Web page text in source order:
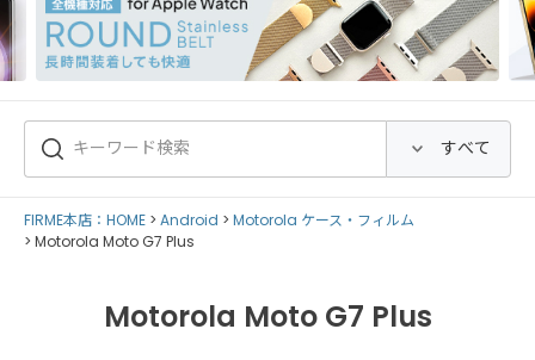
FIRME本店：HOME Android
Motorola ケース・フィルム
Motorola Moto G7 Plus
Motorola Moto G7 Plus